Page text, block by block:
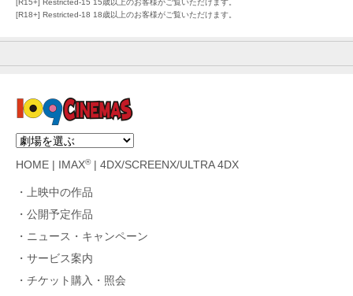
[R15+] Restricted-15 15歳以上のお客様がご覧いただけます。
[R18+] Restricted-18 18歳以上のお客様がご覧いただけます。
HOME IMAX®| 4DX/SCREENX/ULTRA 4DX
上映中の作品
公開予定作品
ニュース・キャンペーン
サービス案内
チケット購入・照会